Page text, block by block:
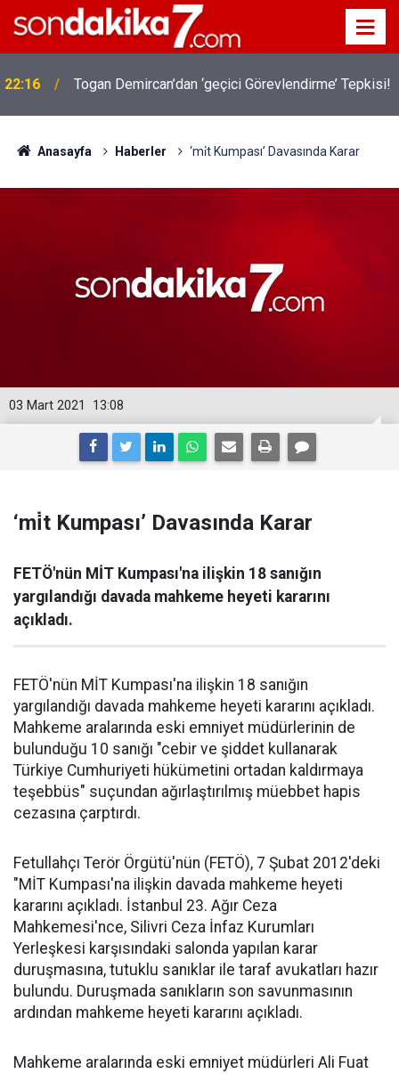
22:16 Togan Demircan’dan ‘geçici Görevlendirme’ Tepkisi!
Anasayfa Haberler ‘mi̇t Kumpası’ Davasında Karar
13:08
03 Mart 2021
‘mi̇t Kumpası’ Davasında Karar
FETÖ'nün MİT Kumpası'na ilişkin 18 sanığın
yargılandığı davada mahkeme heyeti kararını
açıkladı.
FETÖ'nün MİT Kumpası'na ilişkin 18 sanığın
yargılandığı davada mahkeme heyeti kararını açıkladı.
Mahkeme aralarında eski emniyet müdürlerinin de
bulunduğu 10 sanığı "cebir ve şiddet kullanarak
Türkiye Cumhuriyeti hükümetini ortadan kaldırmaya
teşebbüs" suçundan ağırlaştırılmış müebbet hapis
cezasına çarptırdı.
Fetullahçı Terör Örgütü'nün (FETÖ), 7 Şubat 2012'deki
"MİT Kumpası'na ilişkin davada mahkeme heyeti
kararını açıkladı. İstanbul 23. Ağır Ceza
Mahkemesi'nce, Silivri Ceza İnfaz Kurumları
Yerleşkesi karşısındaki salonda yapılan karar
duruşmasına, tutuklu sanıklar ile taraf avukatları hazır
bulundu. Duruşmada sanıkların son savunmasının
ardından mahkeme heyeti kararını açıkladı.
Mahkeme aralarında eski emniyet müdürleri Ali Fuat